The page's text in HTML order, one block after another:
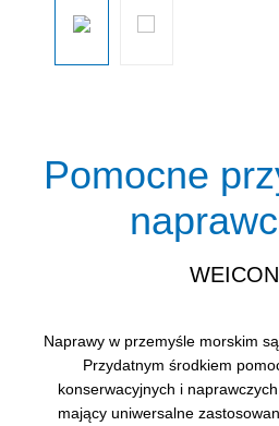
Pomocne
Naprawy w przemyśle morskim
Przydatnym środkiem
konserwacyjnych i
mający uniwersalne